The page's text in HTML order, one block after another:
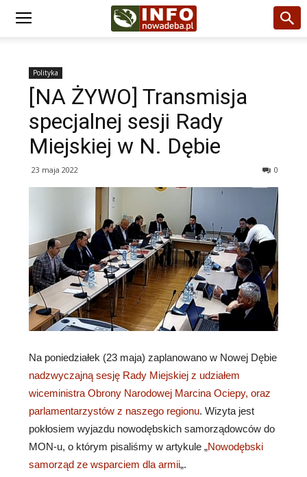
Polityka
[NA ŻYWO] Transmisja
specjalnej sesji Rady
Miejskiej w N. Dębie
23 maja 2022 0
Na poniedziałek (23 maja) zaplanowano w Nowej Dębie
nadzwyczajną sesję Rady Miejskiej z udziałem
wiceministra Obrony Narodowej Marcina Ociepy, oraz
parlamentarzystów z naszego regionu. Wizyta jest
pokłosiem wyjazdu nowodębskich samorządowców do
MON-u, o którym pisaliśmy w artykule „Nowodębski
samorząd ze wsparciem dla armii„.